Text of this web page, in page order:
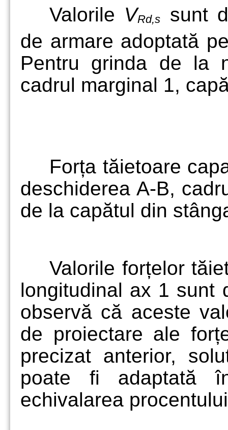
Valorile VRd,s
sunt
de armare adoptată
Pentru grinda de la
cadrul marginal 1,
Forța tăietoare
deschiderea A-B,
de la capătul din
Valorile forțelor
longitudinal ax 1 sunt
observă că aceste
de proiectare ale
precizat anterior,
poate fi adaptată
echivalarea